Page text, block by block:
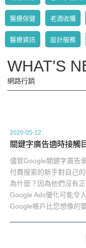
醫療保健 老酒收購
醫療資訊 設計服務
WHAT'S
網路行銷
2020-05-12
關鍵字廣告適時接觸
儘管Google關鍵字廣告
付費搜索的新手對自己
為什麼？因為他們沒有
Google Ads優化可能令
Google帳戶比您想像的